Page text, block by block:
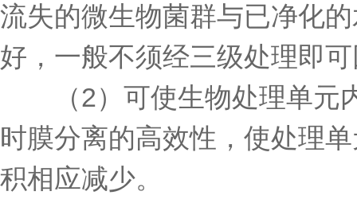
流失的微生物菌群与已净化
好，一般不须经三级处理即
（2）可使生物处理单元内
时膜分离的高效性，使处理
积相应减少。